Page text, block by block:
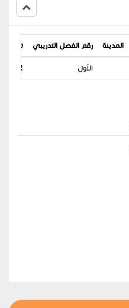
المدينة رقم الفصل التدريبي تاريخ
الأول 03-1444